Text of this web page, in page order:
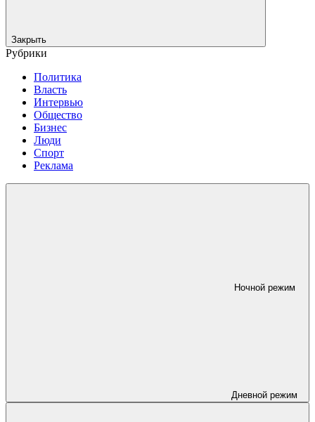
Закрыть
Рубрики
Политика
Власть
Интервью
Общество
Бизнес
Люди
Спорт
Реклама
Ночной режим
Дневной режим